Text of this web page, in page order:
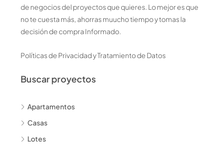
de negocios del proyectos que quieres. Lo mejor es que
no te cuesta más, ahorras muucho tiempo y tomas la
decisión de compra Informado.
Políticas de Privacidad y Tratamiento de Datos
Buscar proyectos
Apartamentos
Casas
Lotes